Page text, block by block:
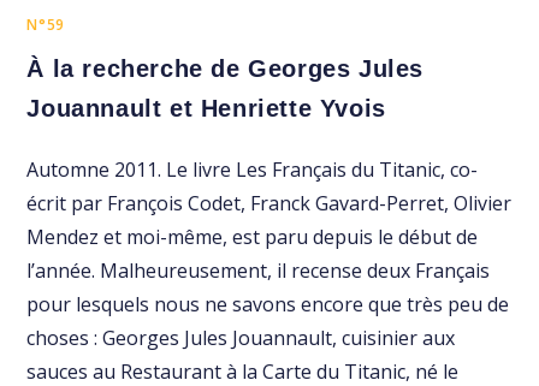
N°59
À la recherche de Georges Jules
Jouannault et Henriette Yvois
Automne 2011. Le livre Les Français du Titanic, co-
écrit par François Codet, Franck Gavard-Perret, Olivier
Mendez et moi-même, est paru depuis le début de
l’année. Malheureusement, il recense deux Français
pour lesquels nous ne savons encore que très peu de
choses : Georges Jules Jouannault, cuisinier aux
sauces au Restaurant à la Carte du Titanic, né le